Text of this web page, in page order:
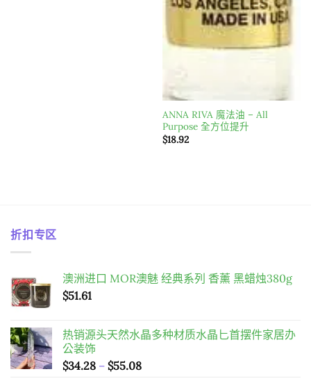
ANNA RIVA 魔法油 – All
Purpose 全方位提升
$18.92
折扣专区
澳洲进口 MOR澳魅 经典系列 香薰 黑蜡烛380g
$51.61
热销源头天然水晶多种材质水晶匕首摆件家居办
公装饰
$34.28 – $55.08價